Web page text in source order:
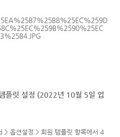
플릿 설정 (2022년 10월 5일 업
옵션설정 > 회원 템플릿 항목에서 4